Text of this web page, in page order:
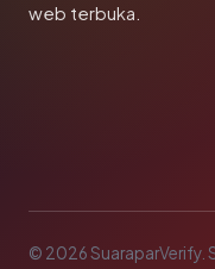
web terbuka.
© 2026 SuaraparVerify.